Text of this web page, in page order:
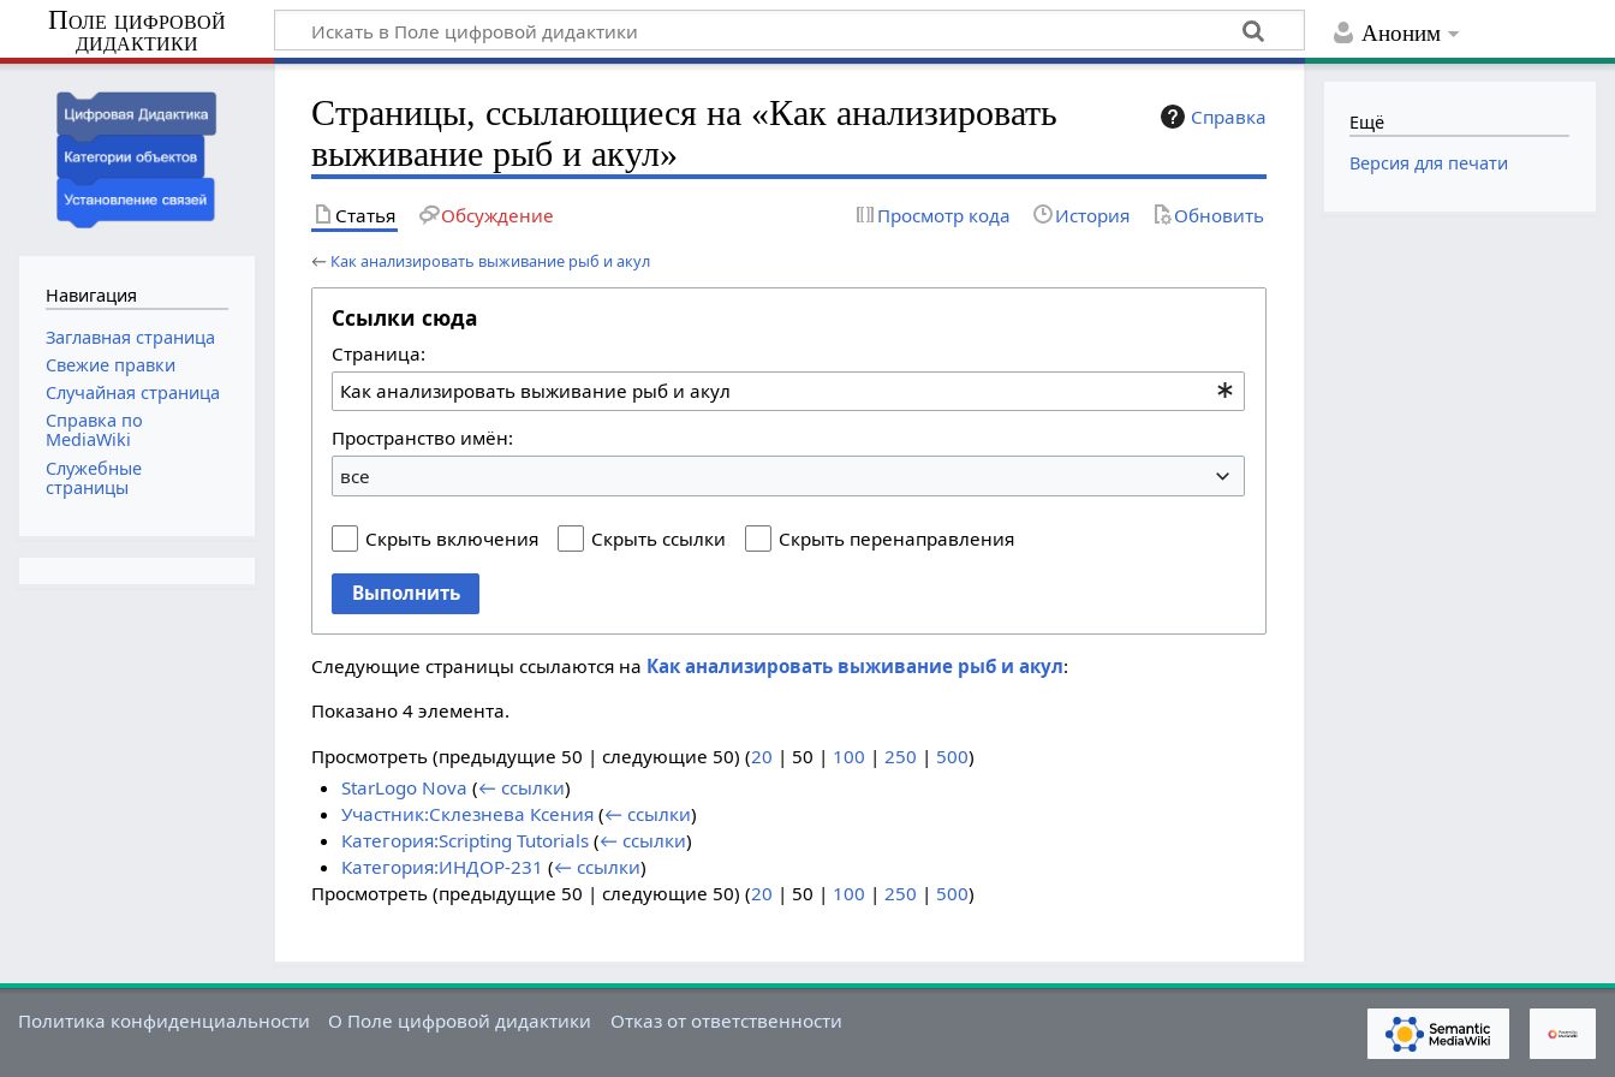
Аноним
Поле цифровой
дидактики
Справка
Страницы, ссылающиеся на «Как анализировать
выживание рыб и акул»
Статья Обсуждение Просмотр кода История Обновить
← Как анализировать выживание рыб и акул
Ссылки сюда
Страница:
Пространство имён:
все
Скрыть включения Скрыть ссылки Скрыть перенаправления
Выполнить
Следующие страницы ссылаются на Как анализировать выживание рыб и акул:
Показано 4 элемента.
Просмотреть (предыдущие 50 |следующие 50) (20 | 50 | 100 | 250 | 500)
StarLogo Nova (← ссылки)
Участник:Склезнева Ксения (← ссылки)
Категория:Scripting Tutorials (← ссылки)
Категория:ИНДОР-231 (← ссылки)
Просмотреть (предыдущие 50 |следующие 50) (20 | 50 | 100 |250 | 500)
Навигация
Заглавная страница
Свежие правки
Случайная страница
Справка по
MediaWiki
Служебные
страницы
Ещё
Версия для печати
Политика конфиденциальности О Поле цифровой дидактики Отказ от ответственности